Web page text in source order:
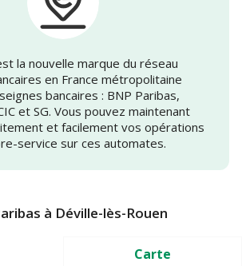
la nouvelle marque du réseau
en France métropolitaine
bancaires : BNP Paribas,
et SG. Vous pouvez maintenant
et facilement vos opérations
service sur ces automates.
à Déville-lès-Rouen
Carte